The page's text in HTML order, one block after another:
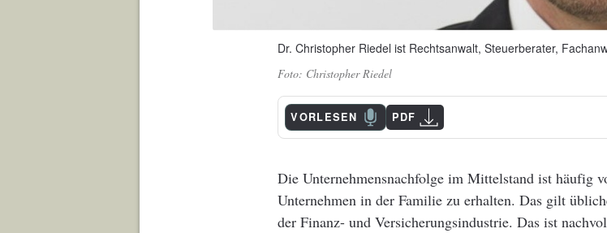
Dr. Christopher Riedel ist Rechtsanwalt, Steuerberater,
Christopher Riedel
VORLESEN PDF
Die Unternehmensnachfolge im Mittelstand ist häufig
Unternehmen in der Familie zu erhalten. Das gilt
der Finanz- und Versicherungsindustrie. Das ist